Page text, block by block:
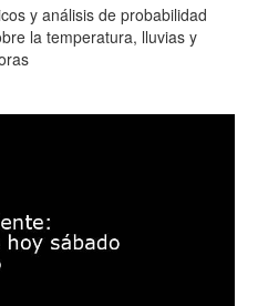
y análisis de probabilidad
la temperatura, lluvias y